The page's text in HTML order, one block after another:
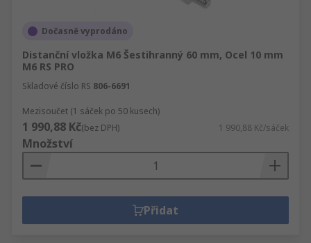
Dočasně vyprodáno
Distanční vložka M6 Šestihranný 60 mm, Ocel 10 mm
M6 RS PRO
Skladové číslo RS 806-6691
Mezisoučet (1 sáček po 50 kusech)
1 990,88 Kč(bez DPH) 1 990,88 Kč/sáček
Množství
Přidat